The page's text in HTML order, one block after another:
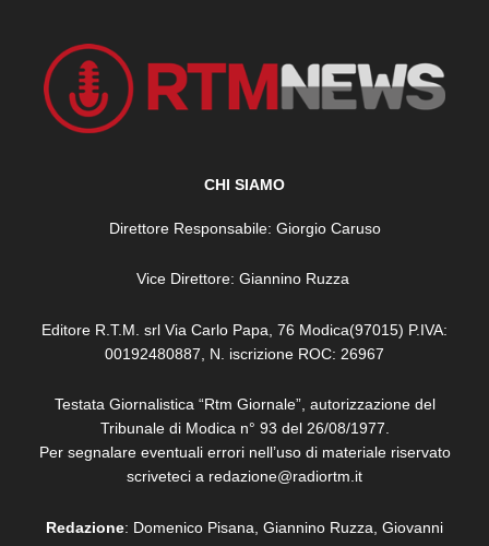
CHI SIAMO
Direttore Responsabile: Giorgio Caruso
Vice Direttore: Giannino Ruzza
Editore R.T.M. srl Via Carlo Papa, 76 Modica(97015) P.IVA:
00192480887, N. iscrizione ROC: 26967
Testata Giornalistica “Rtm Giornale”, autorizzazione del
Tribunale di Modica n° 93 del 26/08/1977.
Per segnalare eventuali errori nell’uso di materiale riservato
scriveteci a redazione@radiortm.it
Redazione: Domenico Pisana, Giannino Ruzza, Giovanni